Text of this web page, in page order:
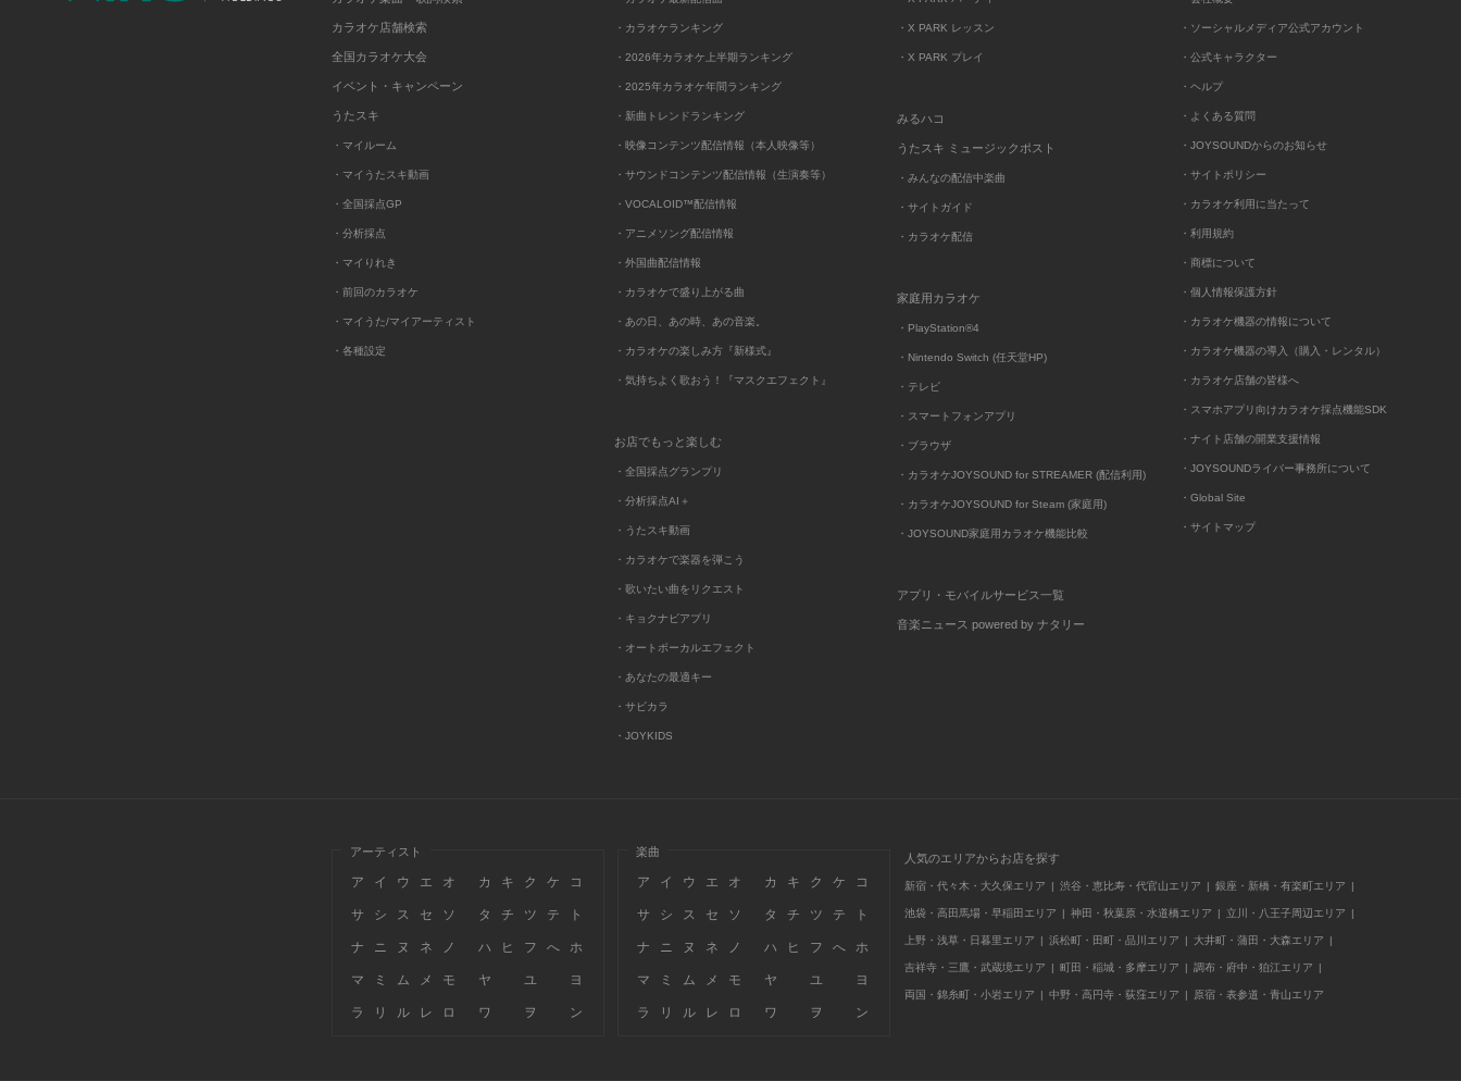
カラオケ店舗検索
全国カラオケ大会
イベント・キャンペーン
うたスキ
・マイルーム
・マイうたスキ動画
・全国採点GP
・分析採点
・マイりれき
・前回のカラオケ
・マイうた/マイアーティスト
・各種設定
・カラオケランキング
・2026年カラオケ上半期ランキング
・2025年カラオケ年間ランキング
・新曲トレンドランキング
・映像コンテンツ配信情報（本人映像等）
・サウンドコンテンツ配信情報（生演奏等）
・VOCALOID™配信情報
・アニメソング配信情報
・外国曲配信情報
・カラオケで盛り上がる曲
・あの日、あの時、あの音楽。
・カラオケの楽しみ方『新様式』
・気持ちよく歌おう！『マスクエフェクト』
お店でもっと楽しむ
・全国採点グランプリ
・分析採点AI＋
・うたスキ動画
・カラオケで楽器を弾こう
・歌いたい曲をリクエスト
・キョクナビアプリ
・オートボーカルエフェクト
・あなたの最適キー
・サビカラ
・JOYKIDS
・X PARK レッスン
・X PARK プレイ
みるハコ
うたスキ ミュージックポスト
・みんなの配信中楽曲
・サイトガイド
・カラオケ配信
家庭用カラオケ
・PlayStation®4
・Nintendo Switch (任天堂HP)
・テレビ
・スマートフォンアプリ
・ブラウザ
・カラオケJOYSOUND for STREAMER (配信利用)
・カラオケJOYSOUND for Steam (家庭用)
・JOYSOUND家庭用カラオケ機能比較
アプリ・モバイルサービス一覧
音楽ニュース powered by ナタリー
・ソーシャルメディア公式アカウント
・公式キャラクター
・ヘルプ
・よくある質問
・JOYSOUNDからのお知らせ
・サイトポリシー
・カラオケ利用に当たって
・利用規約
・商標について
・個人情報保護方針
・カラオケ機器の情報について
・カラオケ機器の導入（購入・レンタル）
・カラオケ店舗の皆様へ
・スマホアプリ向けカラオケ採点機能SDK
・ナイト店舗の開業支援情報
・JOYSOUNDライバー事務所について
・Global Site
・サイトマップ
アーティスト
ア イ ウ エ オ カ キ ク ケ コ
サ シ ス セ ソ タ チ ツ テ ト
ナ ニ ヌ ネ ノ ハ ヒ フ へ ホ
マ ミ ム メ モ ヤ ユ ヨ
ラ リ ル レ ロ ワ ヲ ン
楽曲
ア イ ウ エ オ カ キ ク ケ コ
サ シ ス セ ソ タ チ ツ テ ト
ナ ニ ヌ ネ ノ ハ ヒ フ へ ホ
マ ミ ム メ モ ヤ ユ ヨ
ラ リ ル レ ロ ワ ヲ ン
人気のエリアからお店を探す
新宿・代々木・大久保エリア 渋谷・恵比寿・代官山エリア 銀座・新橋・有楽町エリア
池袋・高田馬場・早稲田エリア 神田・秋葉原・水道橋エリア 立川・八王子周辺エリア
上野・浅草・日暮里エリア 浜松町・田町・品川エリア 大井町・蒲田・大森エリア
吉祥寺・三鷹・武蔵境エリア 町田・稲城・多摩エリア 調布・府中・狛江エリア
両国・錦糸町・小岩エリア 中野・高円寺・荻窪エリア 原宿・表参道・青山エリア